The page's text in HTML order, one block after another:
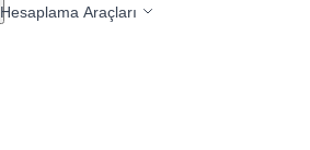
Hesaplama Araçları